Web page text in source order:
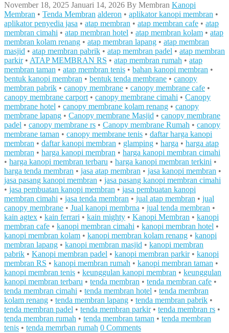
November 18, 2025 Januari 14, 2026 By Membran Kanopi
Membran • Tenda Membran alderon • aplikator kanopi membran •
aplikator penyedia jasa • atap membran • atap membran cafe • atap
membran cimahi • atap membran hotel • atap membran kolam • atap
membran kolam renang • atap membran lapang • atap membran
masjid • atap membran pabrik • atap membran padel • atap membran
parkir• ATAP MEMBRAN RS • atap membran rumah • atap
membran taman • atap membran tenis • bahan kanopi membran •
bentuk kanopi membran • bentuk tenda membrane • canopy
membran pabrik • canopy membrane • canopy membrane cafe •
canopy membrane carport • canopy membrane cimahi • Canopy
membrane hotel • canopy membrane kolam renang • canopy
membrane lapang • Canopy membrane Masjid • canopy membrane
padel • canopy membrane rs • Canopy membrane Rumah • canopy
membrane taman • canopy membrane tenis • daftar harga kanopi
membran • daftar kanopi membran • glamping • harga • harga atap
membran • harga kanopi membran • harga kanopi membran cimahi
• harga kanopi membran terbaru • harga kanopi membran terkini •
harga tenda membran • jasa atap membran • jasa kanopi membran •
jasa pasang kanopi membran • jasa pasang kanopi membran cimahi
• jasa pembuatan kanopi membran • jasa pembuatan kanopi
membran cimahi • jasa tenda membran • jual atap membran • jual
canopy membrane • Jual kanopi membrna • jual tenda membran •
kain agtex • kain ferrari • kain mighty • Kanopi Membran • kanopi
membran cafe • kanopi membran cimahi • kanopi membran hotel •
kanopi membran kolam • kanopi membran kolam renang • kanopi
membran lapang • kanopi membran masjid • kanopi membran
pabrik • Kanopi membran padel • kanopi membran parkir• kanopi
membran RS • kanopi membran rumah • kanopi membran taman •
kanopi membran tenis • keunggulan kanopi membran • keunggulan
kanopi membran terbaru • tenda membran • tenda membran cafe •
tenda membran cimahi • tenda membran hotel • tenda membran
kolam renang • tenda membran lapang • tenda membran pabrik •
tenda membran padel • tenda membran parkir• tenda membran rs •
tenda membran rumah • tenda membran taman • tenda membran
tenis • tenda memrban rumah 0 Comments